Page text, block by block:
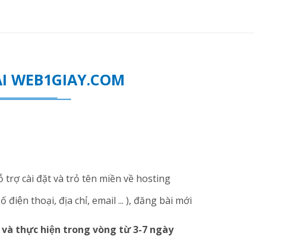
WEB1GIAY.COM
trợ cài đặt và trỏ tên miền về hosting
thoại, địa chỉ, email ... ), đăng bài mới
thực hiện trong vòng từ 3-7 ngày